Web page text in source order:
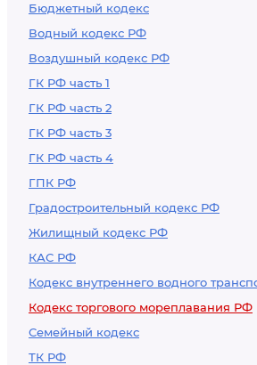
Бюджетный кодекс
Водный кодекс РФ
Воздушный кодекс РФ
ГК РФ часть 1
ГК РФ часть 2
ГК РФ часть 3
ГК РФ часть 4
ГПК РФ
Градостроительный кодекс РФ
Жилищный кодекс РФ
КАС РФ
Кодекс внутреннего водного
Кодекс торгового мореплавания РФ
Семейный кодекс
ТК РФ